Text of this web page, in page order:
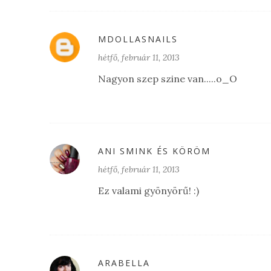
MDOLLASNAILS
hétfő, február 11, 2013
Nagyon szep szine van.....o_O
ANI SMINK ÉS KÖRÖM
hétfő, február 11, 2013
Ez valami gyönyörű! :)
ARABELLA